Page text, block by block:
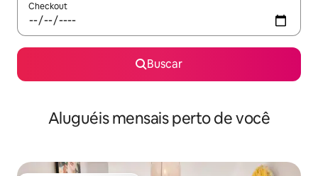
Checkout
Buscar
Aluguéis mensais perto de você